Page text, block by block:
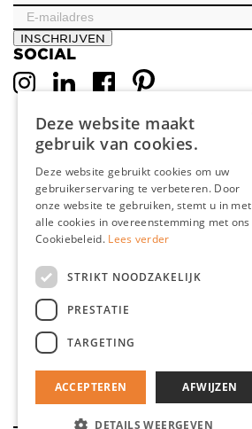
INSCHRIJVEN
SOCIAL
ENGLISH
FRENCH
Deze website maakt
gebruik van cookies.
Deze website gebruikt cookies om uw
gebruikerservaring te verbeteren. Door
onze website te gebruiken, stemt u in met
alle cookies in overeenstemming met ons
Cookiebeleid. Lees verder
STRIKT NOODZAKELIJK
PRESTATIE
TARGETING
ACCEPTEREN AFWIJZEN
DETAILS WEERGEVEN